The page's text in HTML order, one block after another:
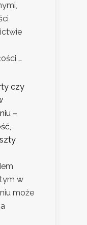
…
czy
–
w
może